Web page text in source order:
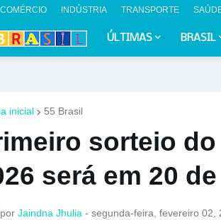
COMÉRCIO INDÚSTRIA TRANSPORTE
ÚLTIMAS BRASIL
inicial 55 Brasil
sorteio
será em 20
por Jaindna Jhulia - segunda-feira, fevereiro 02,